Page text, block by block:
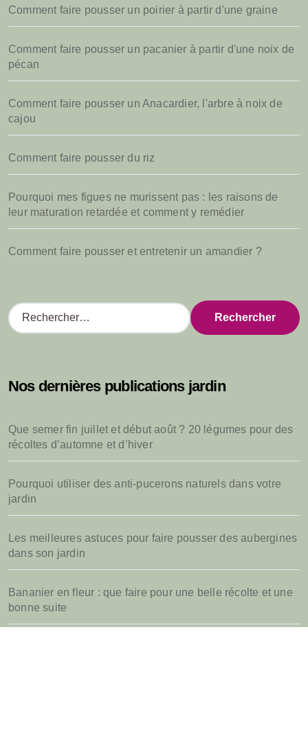
Comment faire pousser un poirier à partir d'une graine
Comment faire pousser un pacanier à partir d'une noix de
pécan
Comment faire pousser un Anacardier, l'arbre à noix de
cajou
Comment faire pousser du riz
Pourquoi mes figues ne murissent pas : les raisons de
leur maturation retardée et comment y remédier
Comment faire pousser et entretenir un amandier ?
R
e
r
e
r
Nos dernières publications jardin
Que semer fin juillet et début août ? 20 légumes pour des
récoltes d’automne et d’hiver
Pourquoi utiliser des anti-pucerons naturels dans votre
jardin
Les meilleures astuces pour faire pousser des aubergines
dans son jardin
Bananier en fleur : que faire pour une belle récolte et une
bonne suite